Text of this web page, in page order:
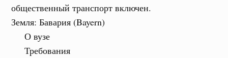
общественный транспорт включен.
Земля: Бавария (Bayern)
О вузе
Требования